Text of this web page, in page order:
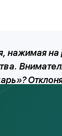
нажимая